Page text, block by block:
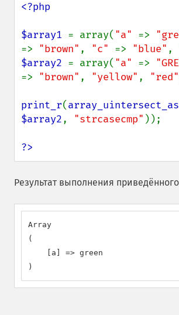
<?php
$array1 = array( "a" =>
=> "brown" , "c" => "blue" ,
$array2 = array( "a" =>
=> "brown" , "yellow" , "red"
print_r(
$array2, "strcasecmp" ));
?>
Результат выполнения
Array
(
    [a] => green
)